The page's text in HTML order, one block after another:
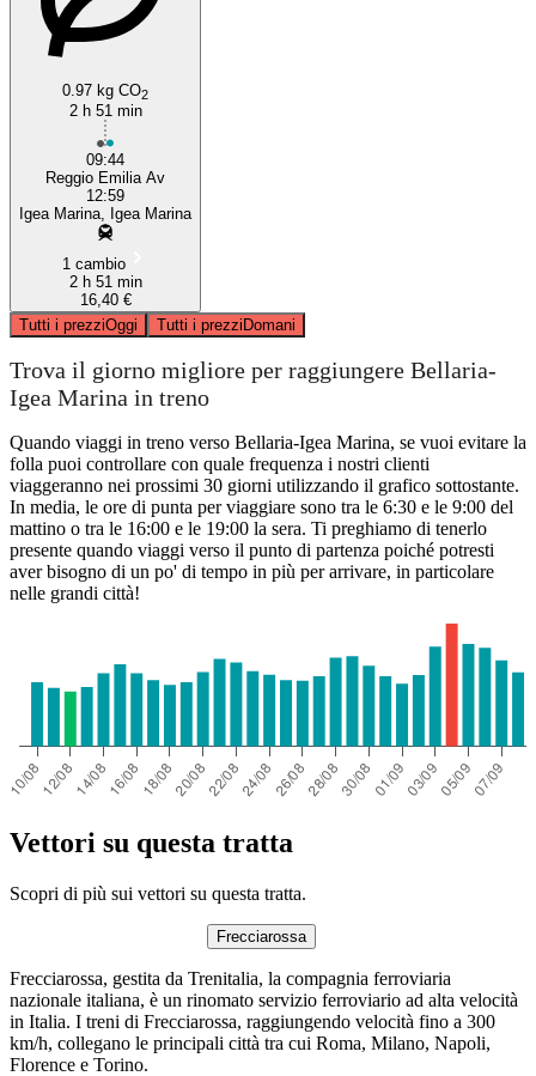
0.97 kg CO2
2 h 51 min
09:44
Reggio Emilia Av
12:59
Igea Marina, Igea Marina
1 cambio
2 h 51 min
16,40 €
Tutti i prezziOggi Tutti i prezziDomani
Trova il giorno migliore per raggiungere Bellaria-
Igea Marina in treno
Quando viaggi in treno verso Bellaria-Igea Marina, se vuoi evitare la
folla puoi controllare con quale frequenza i nostri clienti
viaggeranno nei prossimi 30 giorni utilizzando il grafico sottostante.
In media, le ore di punta per viaggiare sono tra le 6:30 e le 9:00 del
mattino o tra le 16:00 e le 19:00 la sera. Ti preghiamo di tenerlo
presente quando viaggi verso il punto di partenza poiché potresti
aver bisogno di un po' di tempo in più per arrivare, in particolare
nelle grandi città!
Vettori su questa tratta
Scopri di più sui vettori su questa tratta.
Frecciarossa
Frecciarossa, gestita da Trenitalia, la compagnia ferroviaria
nazionale italiana, è un rinomato servizio ferroviario ad alta velocità
in Italia. I treni di Frecciarossa, raggiungendo velocità fino a 300
km/h, collegano le principali città tra cui Roma, Milano, Napoli,
Florence e Torino.